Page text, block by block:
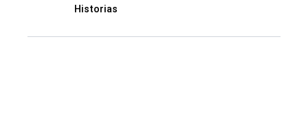
Historias